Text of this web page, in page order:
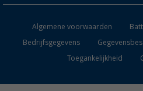
Campingmeubilair
Campingtoiletten
Algemene voorwaarden
Bedrijfsgegevens
Toegankelijkheid